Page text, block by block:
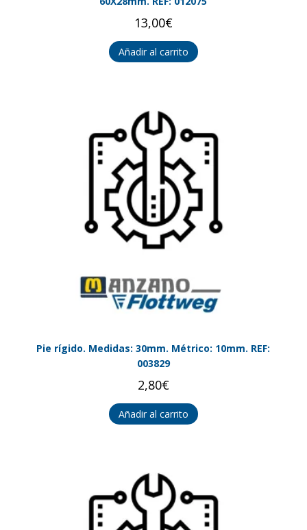
13,00€
Añadir al carrito
Pie rígido. Medidas: 30mm. Métrico: 10mm. REF:
003829
2,80€
Añadir al carrito